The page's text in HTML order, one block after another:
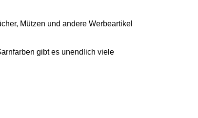
Mützen und andere Werbeartikel
gibt es unendlich viele